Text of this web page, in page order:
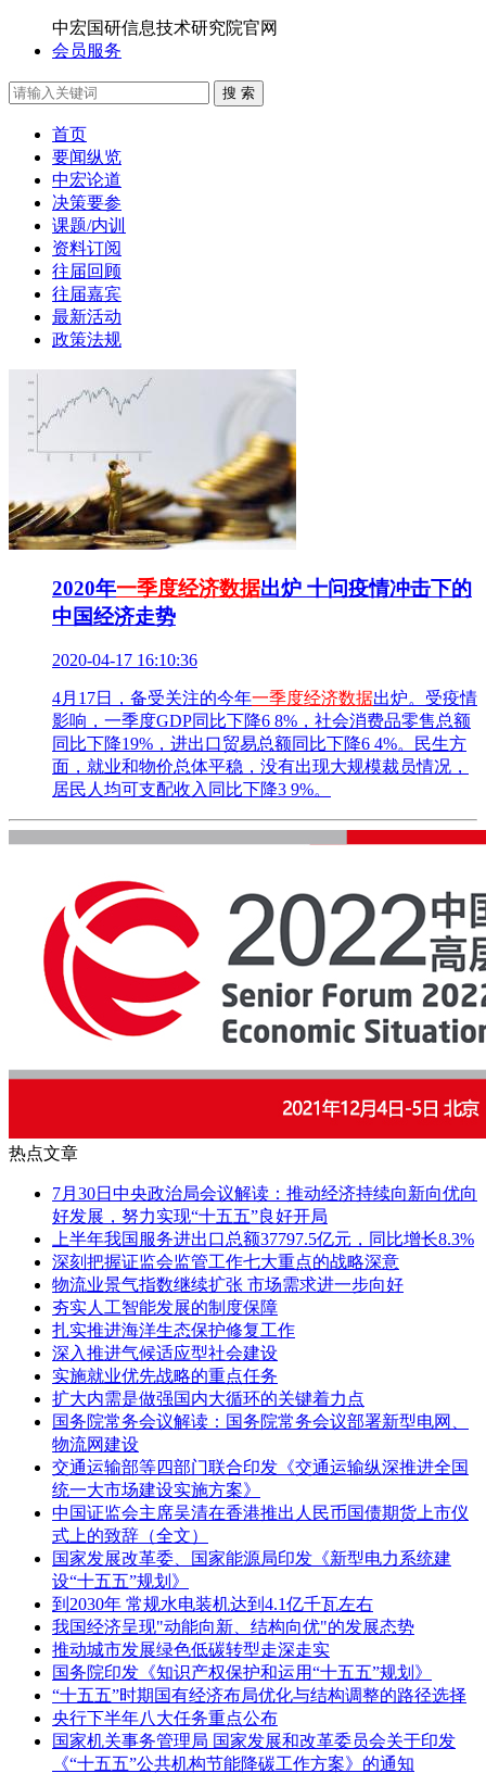
中宏国研信息技术研究院官网
会员服务
搜 索
首页
要闻纵览
中宏论道
决策要参
课题/内训
资料订阅
往届回顾
往届嘉宾
最新活动
政策法规
2020年一季度经济数据出炉 十问疫情冲击下的
中国经济走势
2020-04-17 16:10:36
4月17日，备受关注的今年一季度经济数据出炉。受疫情
影响，一季度GDP同比下降6 8%，社会消费品零售总额
同比下降19%，进出口贸易总额同比下降6 4%。民生方
面，就业和物价总体平稳，没有出现大规模裁员情况，
居民人均可支配收入同比下降3 9%。
热点文章
7月30日中央政治局会议解读：推动经济持续向新向优向
好发展，努力实现“十五五”良好开局
上半年我国服务进出口总额37797.5亿元，同比增长8.3%
深刻把握证监会监管工作七大重点的战略深意
物流业景气指数继续扩张 市场需求进一步向好
夯实人工智能发展的制度保障
扎实推进海洋生态保护修复工作
深入推进气候适应型社会建设
实施就业优先战略的重点任务
扩大内需是做强国内大循环的关键着力点
国务院常务会议解读：国务院常务会议部署新型电网、
物流网建设
交通运输部等四部门联合印发《交通运输纵深推进全国
统一大市场建设实施方案》
中国证监会主席吴清在香港推出人民币国债期货上市仪
式上的致辞（全文）
国家发展改革委、国家能源局印发《新型电力系统建
设“十五五”规划》
到2030年 常规水电装机达到4.1亿千瓦左右
我国经济呈现"动能向新、结构向优"的发展态势
推动城市发展绿色低碳转型走深走实
国务院印发《知识产权保护和运用“十五五”规划》
“十五五”时期国有经济布局优化与结构调整的路径选择
央行下半年八大任务重点公布
国家机关事务管理局 国家发展和改革委员会关于印发
《“十五五”公共机构节能降碳工作方案》的通知